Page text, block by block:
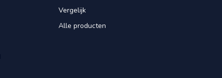
Vergelijk
Alle producten